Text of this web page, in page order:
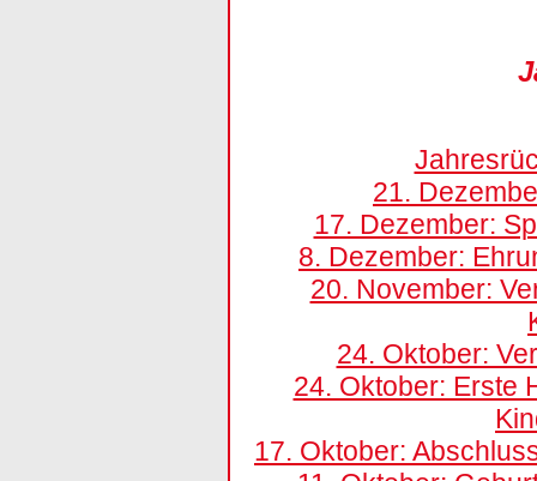
21.
17. Dezember:
8. Dezember:
20. November:
24. Oktober:
24. Oktober: Erste
17. Oktober: